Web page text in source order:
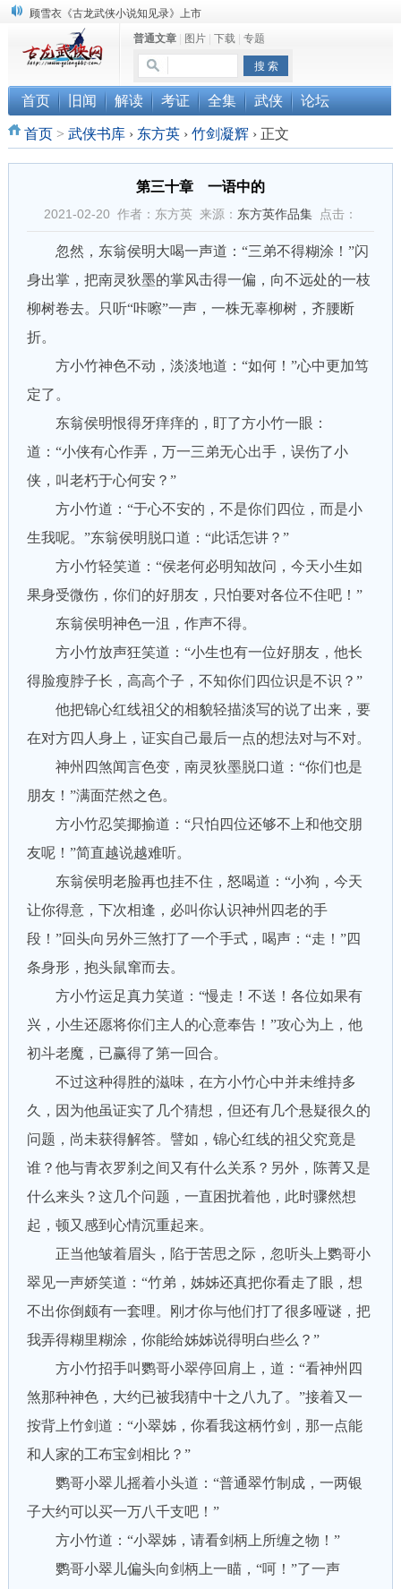
“武侠书库”查缺补漏活动圆满结束
《古龙小说原貌探究》修订版已上市
顾雪衣《古龙武侠小说知见录》上市
普通文章| 图片| 下载| 专题
首页 旧闻 解读 考证 全集 武侠 论坛
首页> 武侠书库 › 东方英 › 竹剑凝辉 ›正文
第三十章 一语中的
2021-02-20 作者：东方英 来源： 东方英作品集点击：
忽然，东翁侯明大喝一声道：“三弟不得糊涂！”闪
身出掌，把南灵狄墨的掌风击得一偏，向不远处的一枝
柳树卷去。只听“咔嚓”一声，一株无辜柳树，齐腰断
折。
方小竹神色不动，淡淡地道：“如何！”心中更加笃
定了。
东翁侯明恨得牙痒痒的，盯了方小竹一眼：
道：“小侠有心作弄，万一三弟无心出手，误伤了小
侠，叫老朽于心何安？”
方小竹道：“于心不安的，不是你们四位，而是小
生我呢。”东翁侯明脱口道：“此话怎讲？”
方小竹轻笑道：“侯老何必明知故问，今天小生如
果身受微伤，你们的好朋友，只怕要对各位不住吧！”
东翁侯明神色一沮，作声不得。
方小竹放声狂笑道：“小生也有一位好朋友，他长
得脸瘦脖子长，高高个子，不知你们四位识是不识？”
他把锦心红线祖父的相貌轻描淡写的说了出来，要
在对方四人身上，证实自己最后一点的想法对与不对。
神州四煞闻言色变，南灵狄墨脱口道：“你们也是
朋友！”满面茫然之色。
方小竹忍笑揶揄道：“只怕四位还够不上和他交朋
友呢！”简直越说越难听。
东翁侯明老脸再也挂不住，怒喝道：“小狗，今天
让你得意，下次相逢，必叫你认识神州四老的手
段！”回头向另外三煞打了一个手式，喝声：“走！”四
条身形，抱头鼠窜而去。
方小竹运足真力笑道：“慢走！不送！各位如果有
兴，小生还愿将你们主人的心意奉告！”攻心为上，他
初斗老魔，已赢得了第一回合。
不过这种得胜的滋味，在方小竹心中并未维持多
久，因为他虽证实了几个猜想，但还有几个悬疑很久的
问题，尚未获得解答。譬如，锦心红线的祖父究竟是
谁？他与青衣罗刹之间又有什么关系？另外，陈菁又是
什么来头？这几个问题，一直困扰着他，此时骤然想
起，顿又感到心情沉重起来。
正当他皱着眉头，陷于苦思之际，忽听头上鹦哥小
翠见一声娇笑道：“竹弟，姊姊还真把你看走了眼，想
不出你倒颇有一套哩。刚才你与他们打了很多哑谜，把
我弄得糊里糊涂，你能给姊姊说得明白些么？”
方小竹招手叫鹦哥小翠停回肩上，道：“看神州四
煞那种神色，大约已被我猜中十之八九了。”接着又一
按背上竹剑道：“小翠姊，你看我这柄竹剑，那一点能
和人家的工布宝剑相比？”
鹦哥小翠儿摇着小头道：“普通翠竹制成，一两银
子大约可以买一万八千支吧！”
方小竹道：“小翠姊，请看剑柄上所缠之物！”
鹦哥小翠儿偏头向剑柄上一瞄，“呵！”了一声